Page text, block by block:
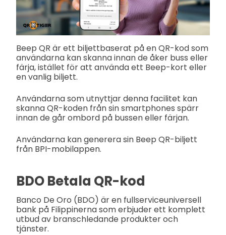
Beep QR är ett biljettbaserat på en QR-kod som
användarna kan skanna innan de åker buss eller
färja, istället för att använda ett Beep-kort eller
en vanlig biljett.
Användarna som utnyttjar denna facilitet kan
skanna QR-koden från sin smartphones spärr
innan de går ombord på bussen eller färjan.
Användarna kan generera sin Beep QR-biljett
från BPI-mobilappen.
BDO Betala QR-kod
Banco De Oro (BDO) är en fullserviceuniversell
bank på Filippinerna som erbjuder ett komplett
utbud av branschledande produkter och
tjänster.